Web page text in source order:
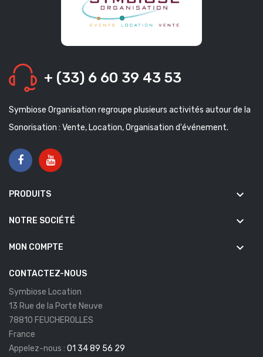
+ (33) 6 60 39 43 53
Symbiose Organisation regroupe plusieurs activités autour de la
Sonorisation : Vente, Location, Organisation d'événement.
PRODUITS keyboard_arrow_down
NOTRE SOCIÉTÉ keyboard_arrow_down
MON COMPTE keyboard_arrow_down
CONTACTEZ-NOUS
Symbiose Location
13 Rue de la Porte Neuve
78810 FEUCHEROLLES
France
Appelez-nous : 01 34 89 56 29